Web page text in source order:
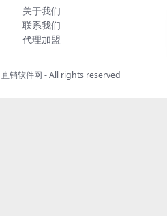
关于我们
联系我们
代理加盟
直销软件网 - All rights reserved